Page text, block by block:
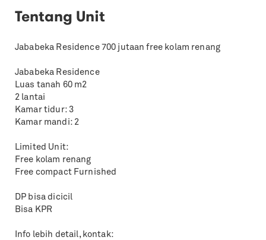
Tentang Unit
Jababeka Residence 700 jutaan free kolam renang
Jababeka Residence
Luas tanah 60 m2
2 lantai
Kamar tidur: 3
Kamar mandi: 2
Limited Unit:
Free kolam renang
Free compact Furnished
DP bisa dicicil
Bisa KPR
Info lebih detail, kontak: